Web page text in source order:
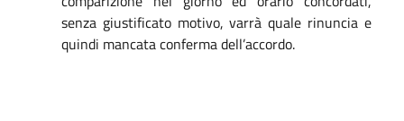
senza giustificato motivo, varrà quale rinuncia e
quindi mancata conferma dell’accordo.